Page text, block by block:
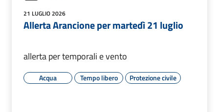
21 LUGLIO 2026
Allerta Arancione per martedì 21 luglio
allerta per temporali e vento
Acqua Tempo libero Protezione civile